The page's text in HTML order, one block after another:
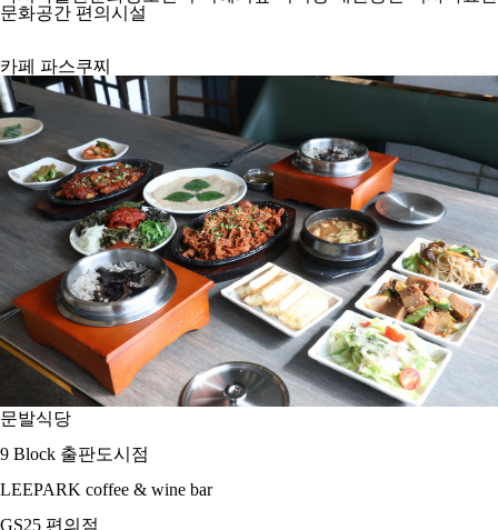
문화공간 편의시설
카페 파스쿠찌
문발식당
9 Block 출판도시점
LEEPARK coffee & wine bar
GS25 편의점